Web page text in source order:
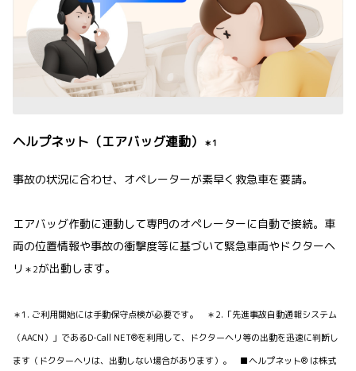
ヘルプネット（エアバッグ連動） ＊1
事故の状況に合わせ、オペレーターが素早く救急車を要請。
エアバッグ作動に連動して専門のオペレーターに自動で接続。車
両の位置情報や事故の衝撃度等に基づいて緊急車両やドクターヘ
リ ＊2が出動します。
＊1. ご利用開始には手動保守点検が必要です。 ＊2.「先進事故自動通報システム
（AACN）」であるD-Call NET®を利用して、ドクターヘリ等の出動を迅速に判断し
ます（ドクターヘリは、出動しない場合があります）。 ■ヘルプネット® は株式